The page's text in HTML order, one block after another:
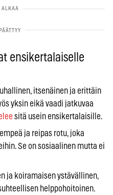
ensikertalaiselle
itsenäinen ja erittäin
yksin eikä vaadi jatkuvaa
sitä usein ensikertalaisille.
ja reipas rotu, joka
Se on sosiaalinen mutta ei
ja koiramaisen ystävällinen,
helppohoitoinen.